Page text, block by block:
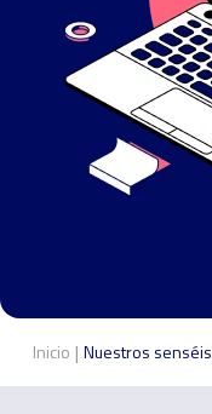
Inicio | Nuestros senséis